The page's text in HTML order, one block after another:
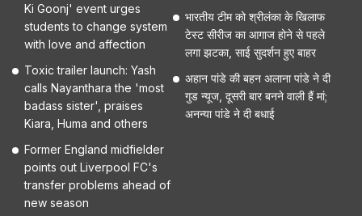
Ki Goonj' event urges
students to change system
with love and affection
Toxic trailer launch: Yash
calls Nayanthara the 'most
badass sister', praises
Kiara, Huma and others
Former England midfielder
points out Liverpool FC's
transfer problems ahead of
new season
भारतीय टीम को श्रीलंका के खिलाफ
टेस्ट सीरीज का आगाज होने से पहले
लगा झटका, साई सुदर्शन हुए बाहर
अहान पांडे की बहन अलाना पांडे ने दी
गुड न्यूज, दूसरी बार बनने वाली हैं मां;
अनन्या पांडे ने दी बधाई